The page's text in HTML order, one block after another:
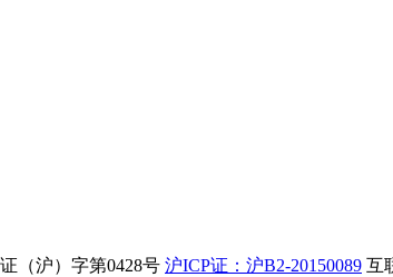
（沪）字第0428号 沪ICP证：沪B2-20150089 互